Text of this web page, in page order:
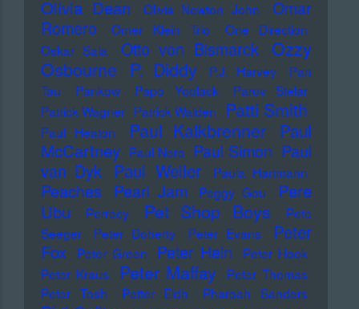
Olivia Dean Olivia Newton John
Omar
Romero
Omer Klein Trio
One Direction
Oskar Sala
Otto von Bismarck Ozzy
Osbourne
P. Diddy P.J. Harvey
Pan
Tau
Pankow Papo Yoplack
Parov Stelar
Patrick Wagner Patrick Walden Patti Smith
Paul Heaton Paul Kalkbrenner
Paul
McCartney Paul Nero Paul Simon Paul
van Dyk Paul Weller Paula Hartmann
Peaches Pearl Jam Peggy Gou
Pere
Ubu
Perrecy Pet Shop Boys
Pete
Seeger
Peter Doherty Peter Evans
Peter
Fox
Peter Green Peter Hein
Peter Hook
Peter Kraus
Peter Maffay
Peter Thomas
Peter Tosh
Petter Eldh Pharoah Sanders